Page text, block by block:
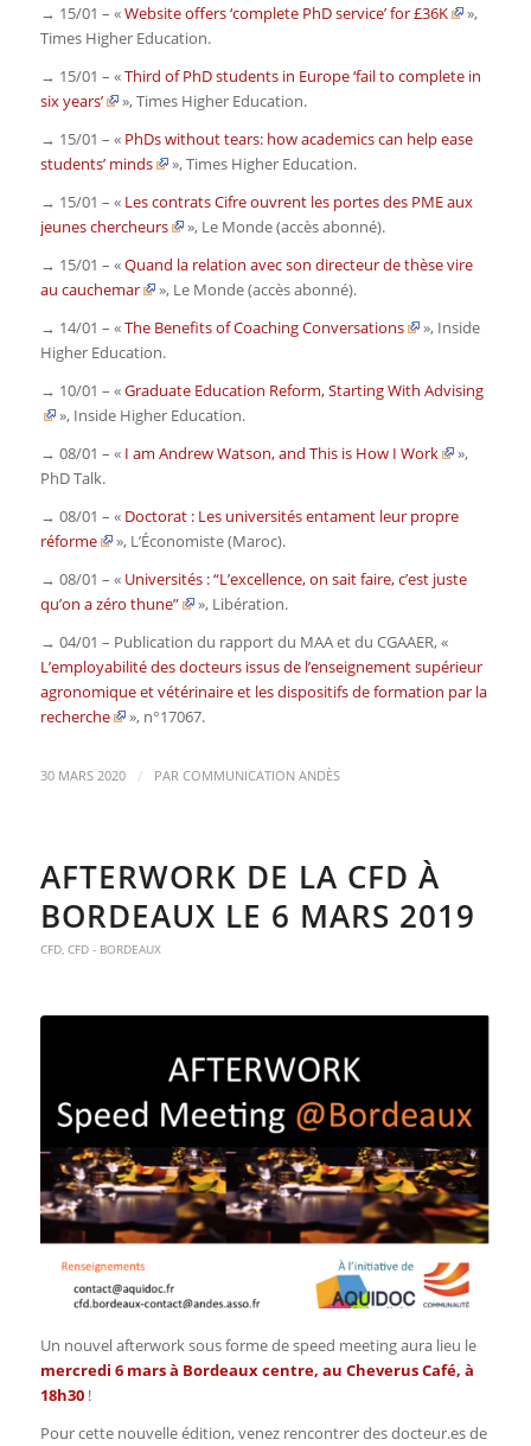
→ 15/01 – «Website offers ‘complete PhD service’ for £36K
»,
Times Higher Education.
→ 15/01 – «Third of PhD students in Europe ‘fail to complete in
six years’
»,Times Higher Education.
→ 15/01 – « PhDs without tears: how academics can help ease
students’ minds
»,Times Higher Education.
→ 15/01 – « Les contrats Cifre ouvrent les portes des PME aux
jeunes chercheurs
», Le Monde(accès abonné).
→ 15/01 – «Quand la relation avec son directeur de thèse vire
au cauchemar
», Le Monde(accès abonné).
→ 14/01 – «The Benefits of Coaching Conversations », Inside
Higher Education.
→ 10/01 – «Graduate Education Reform, Starting With Advising
», Inside Higher Education.
→ 08/01 – « I am Andrew Watson, and This is How I Work
»,
PhD Talk.
→ 08/01 – « Doctorat : Les universités entament leur propre
réforme
», L’Économiste(Maroc).
→ 08/01 – « Universités : “L’excellence, on sait faire, c’est juste
qu’on a zéro thune”
», Libération.
→ 04/01 – Publication du rapport du MAA et du CGAAER, «
L’employabilité des docteurs issus de l’enseignement supérieur
agronomique et vétérinaire et les dispositifs de formation par la
recherche
», n°17067.
30 MARS 2020 / PAR COMMUNICATION ANDÈS
AFTERWORK DE LA CFD À
BORDEAUX LE 6 MARS 2019
CFD, CFD - BORDEAUX
Un nouvel afterwork sous forme de speed meeting aura lieu le
mercredi 6 mars à Bordeaux centre, au Cheverus Café, à
18h30!
Pour cette nouvelle édition, venez rencontrer des docteur.es de